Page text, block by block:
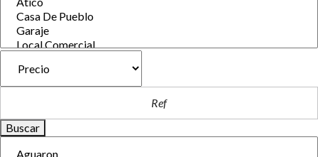
Buscar